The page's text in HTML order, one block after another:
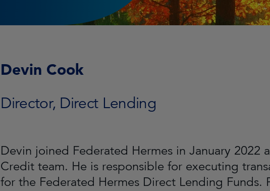
Devin Cook
Director, Direct Lending
Devin joined Federated Hermes in January 2022
Credit team. He is responsible for executing
for the Federated Hermes Direct Lending Funds.